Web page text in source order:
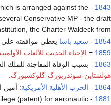
1843
is arranged against the
Conservative MP - the draft
the Charter Waldeck from.
1854
- سعيد باشا يعطي موافقته
1859
= الإحياء الحديث للألعاب
1863 - بسبب الوفاة المفاجئة للملك
هولشتاين-سوندربورگ-گلوكسبورگ.
1864
- الحرب الأهلية الأمريكية: أمين
1881
(patent) for aeronautic